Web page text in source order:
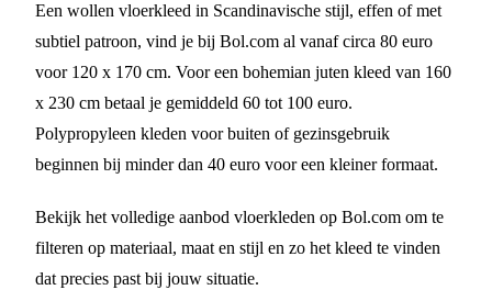
Een wollen vloerkleed in Scandinavische stijl, effen of met
subtiel patroon, vind je bij Bol.com al vanaf circa 80 euro
voor 120 x 170 cm. Voor een bohemian juten kleed van 160
x 230 cm betaal je gemiddeld 60 tot 100 euro.
Polypropyleen kleden voor buiten of gezinsgebruik
beginnen bij minder dan 40 euro voor een kleiner formaat.
Bekijk het volledige aanbod vloerkleden op Bol.com om te
filteren op materiaal, maat en stijl en zo het kleed te vinden
dat precies past bij jouw situatie.